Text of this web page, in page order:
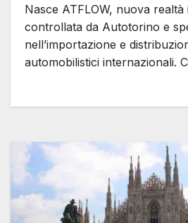
Nasce ATFLOW, nuova
controllata da Autotorino e
nell’importazione e
automobilistici internazionali.